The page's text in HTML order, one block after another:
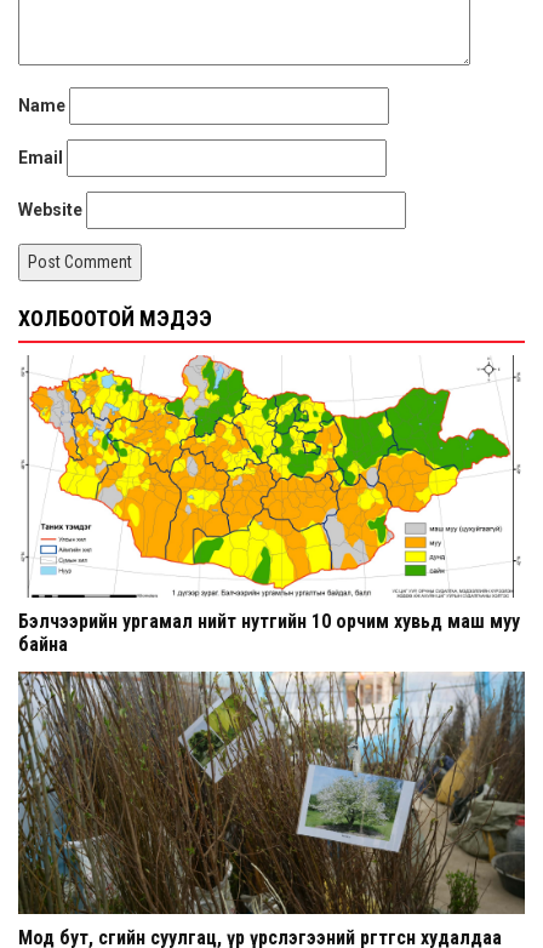
Name
Email
Website
ХОЛБООТОЙ МЭДЭЭ
Бэлчээрийн ургамал нийт нутгийн 10 орчим хувьд маш муу
байна
Мод бут, сөөгийн суулгац, үр үрслэгээний өргөтгөсөн худалдаа